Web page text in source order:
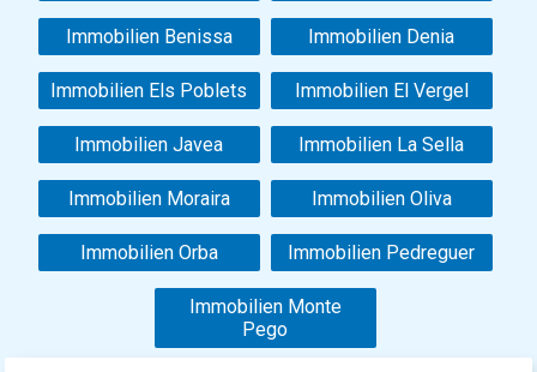
Immobilien Benissa Immobilien Denia
Immobilien Els Poblets Immobilien El Vergel
Immobilien Javea Immobilien La Sella
Immobilien Moraira Immobilien Oliva
Immobilien Orba Immobilien Pedreguer
Immobilien Monte
Pego